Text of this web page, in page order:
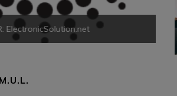
ElectronicSolution.net